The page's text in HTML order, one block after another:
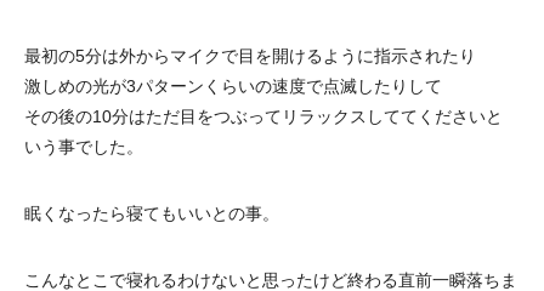
最初の5分は外からマイクで目を開けるように指示されたり
激しめの光が3パターンくらいの速度で点滅したりして
その後の10分はただ目をつぶってリラックスしててくださいと
いう事でした。
眠くなったら寝てもいいとの事。
こんなとこで寝れるわけないと思ったけど終わる直前一瞬落ちま